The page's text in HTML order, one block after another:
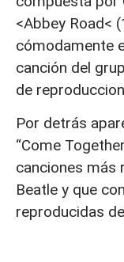
<Abbey Road<
cómodamente
canción del
de
Por detrás
“Come
canciones más
Beatle y que
reproducidas